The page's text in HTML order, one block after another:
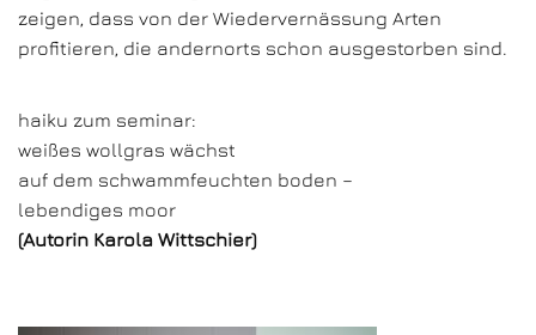
zeigen, dass von der Wiedervernässung Arten
profitieren, die andernorts schon ausgestorben sind.
haiku zum seminar:
weißes wollgras wächst
auf dem schwammfeuchten boden –
lebendiges moor
(Autorin Karola Wittschier)